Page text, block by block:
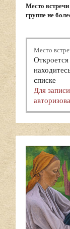
Место
группе не
Место
списке
Для